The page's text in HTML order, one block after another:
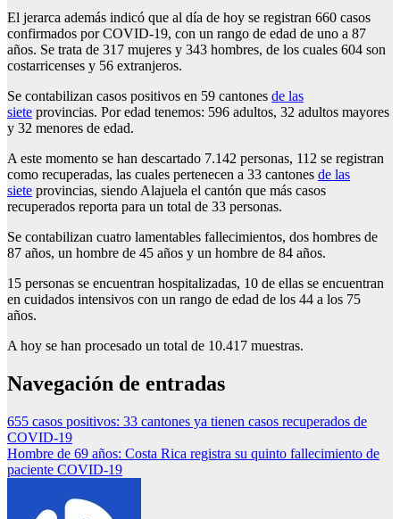
El jerarca además indicó que al día de hoy se registran 660 casos
confirmados por COVID-19, con un rango de edad de uno a 87
años. Se trata de 317 mujeres y 343 hombres, de los cuales 604 son
costarricenses y 56 extranjeros.
Se contabilizan casos positivos en 59 cantones de las
siete provincias. Por edad tenemos: 596 adultos, 32 adultos mayores
y 32 menores de edad.
A este momento se han descartado 7.142 personas, 112 se registran
como recuperadas, las cuales pertenecen a 33 cantones de las
siete provincias, siendo Alajuela el cantón que más casos
recuperados reporta para un total de 33 personas.
Se contabilizan cuatro lamentables fallecimientos, dos hombres de
87 años, un hombre de 45 años y un hombre de 84 años.
15 personas se encuentran hospitalizadas, 10 de ellas se encuentran
en cuidados intensivos con un rango de edad de los 44 a los 75
años.
A hoy se han procesado un total de 10.417 muestras.
Navegación de entradas
655 casos positivos: 33 cantones ya tienen casos recuperados de
COVID-19
Hombre de 69 años: Costa Rica registra su quinto fallecimiento de
paciente COVID-19